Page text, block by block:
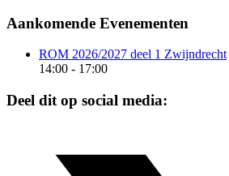
Aankomende Evenementen
ROM 2026/2027 deel 1 Zwijndrecht
14:00 - 17:00
Deel dit op social media: